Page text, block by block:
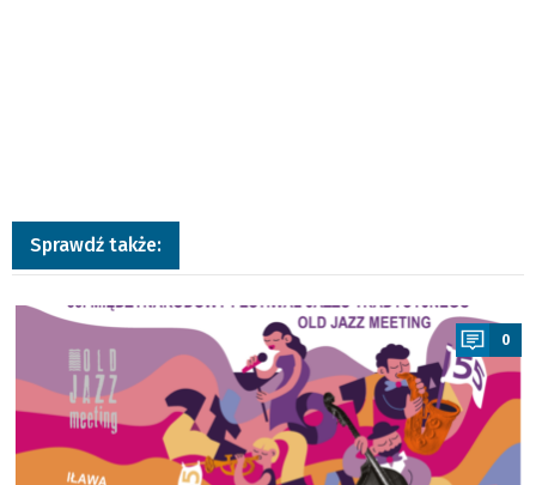
Sprawdź także:
a
0